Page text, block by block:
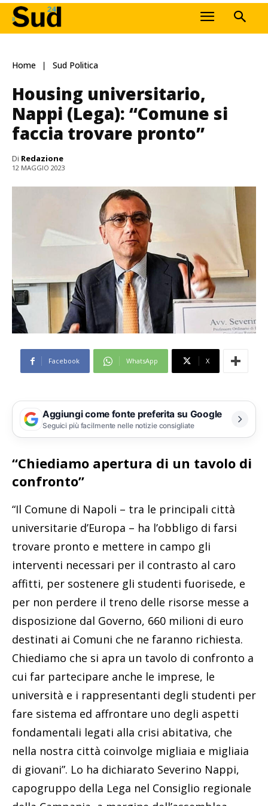
Home Sud Politica
Housing universitario,
Nappi (Lega): “Comune si
faccia trovare pronto”
Di Redazione
12 MAGGIO 2023
Facebook WhatsApp X
Aggiungi come fonte preferita su Google
Seguici più facilmente nelle notizie consigliate
“Chiediamo apertura di un tavolo di
confronto”
“Il Comune di Napoli – tra le principali città
universitarie d’Europa – ha l’obbligo di farsi
trovare pronto e mettere in campo gli
interventi necessari per il contrasto al caro
affitti, per sostenere gli studenti fuorisede, e
per non perdere il treno delle risorse messe a
disposizione dal Governo, 660 milioni di euro
destinati ai Comuni che ne faranno richiesta.
Chiediamo che si apra un tavolo di confronto a
cui far partecipare anche le imprese, le
università e i rappresentanti degli studenti per
fare sistema ed affrontare uno degli aspetti
fondamentali legati alla crisi abitativa, che
nella nostra città coinvolge migliaia e migliaia
di giovani”. Lo ha dichiarato Severino Nappi,
capogruppo della Lega nel Consiglio regionale